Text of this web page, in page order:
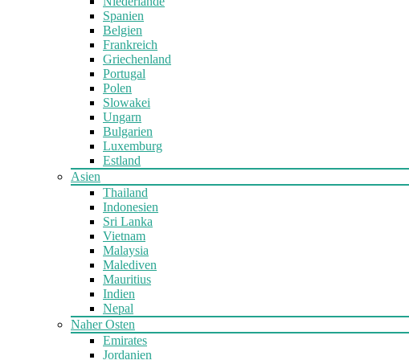
Spanien
Belgien
Frankreich
Griechenland
Portugal
Polen
Slowakei
Ungarn
Bulgarien
Luxemburg
Estland
Asien
Thailand
Indonesien
Sri Lanka
Vietnam
Malaysia
Malediven
Mauritius
Indien
Nepal
Naher Osten
Emirates
Jordanien